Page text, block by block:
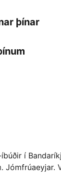
þínar
í dag
í
Jómfrúaeyjar.